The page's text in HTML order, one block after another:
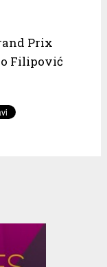
Prix
Filipović